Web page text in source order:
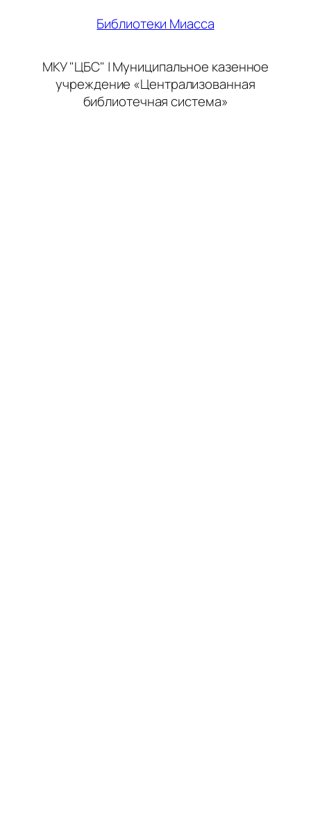
Библиотеки Миасса
МКУ "ЦБС" | Муниципальное казенное
учреждение «Централизованная
библиотечная система»